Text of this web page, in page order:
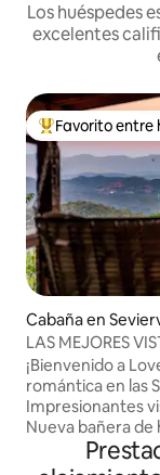
Los huéspedes
excelentes
Favorito entre
Favorito entre
Cabaña en
LAS MEJORES
¡Bienvenido a
romántica en las
Impresionantes
Nueva bañera
¡Ubicación
Dollywood, a 15